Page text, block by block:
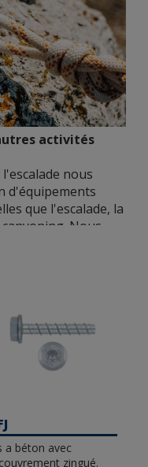
activités
nous
d'équipements
que l'escalade, la
Nous
et chimiques avec
UNE EN:959 2021.
/ TF :ancrages qui
suffit d'une
(il n'est pas
a béton avec
zingué.